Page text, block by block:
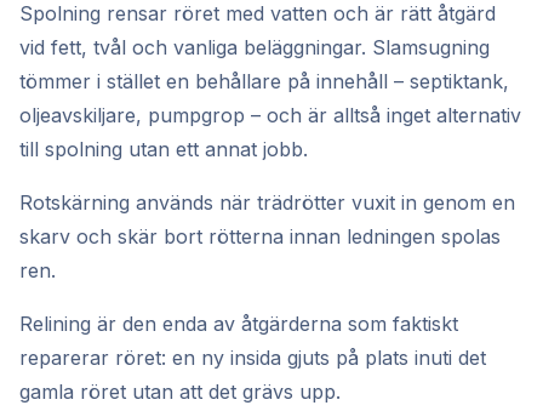
Spolning rensar röret med vatten och är rätt åtgärd
vid fett, tvål och vanliga beläggningar. Slamsugning
tömmer i stället en behållare på innehåll – septiktank,
oljeavskiljare, pumpgrop – och är alltså inget alternativ
till spolning utan ett annat jobb.
Rotskärning används när trädrötter vuxit in genom en
skarv och skär bort rötterna innan ledningen spolas
ren.
Relining är den enda av åtgärderna som faktiskt
reparerar röret: en ny insida gjuts på plats inuti det
gamla röret utan att det grävs upp.